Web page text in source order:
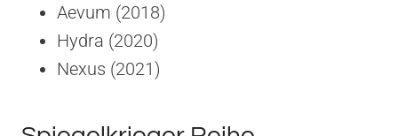
Aevum (2018)
Hydra (2020)
Nexus (2021)